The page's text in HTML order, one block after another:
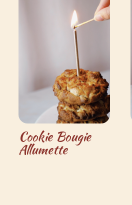
Cookie Bougie
Allumette